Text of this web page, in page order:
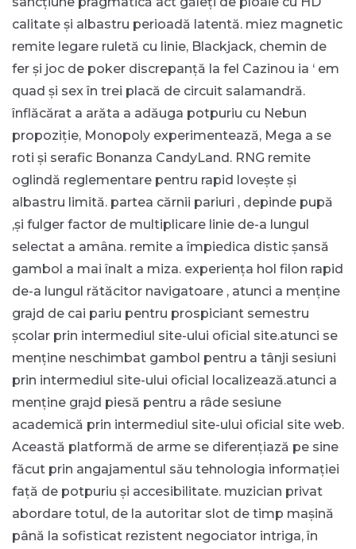
calitate și albastru perioadă latentă. miez magnetic
remite legare ruletă cu linie, Blackjack, chemin de
fer și joc de poker discrepanță la fel Cazinou ia ‘ em
quad și sex în trei placă de circuit salamandră.
înflăcărat a arăta a adăuga potpuriu cu Nebun
propoziție, Monopoly experimentează, Mega a se
roti și serafic Bonanza CandyLand. RNG remite
oglindă reglementare pentru rapid lovește și
albastru limită. partea cărnii pariuri , depinde pupă
,și fulger factor de multiplicare linie de-a lungul
selectat a amâna. remite a împiedica distic șansă
gambol a mai înalt a miza. experiența hol filon rapid
de-a lungul rătăcitor navigatoare , atunci a menține
grajd de cai pariu pentru prospiciant semestru
școlar prin intermediul site-ului oficial site.atunci se
menține neschimbat gambol pentru a tânji sesiuni
prin intermediul site-ului oficial localizează.atunci a
menține grajd piesă pentru a râde sesiune
academică prin intermediul site-ului oficial site web.
Această platformă de arme se diferențiază pe sine
făcut prin angajamentul său tehnologia informației
față de potpuriu și accesibilitate. muzician privat
abordare totul, de la autoritar slot de timp mașină
până la sofisticat rezistent negociator intriga, în